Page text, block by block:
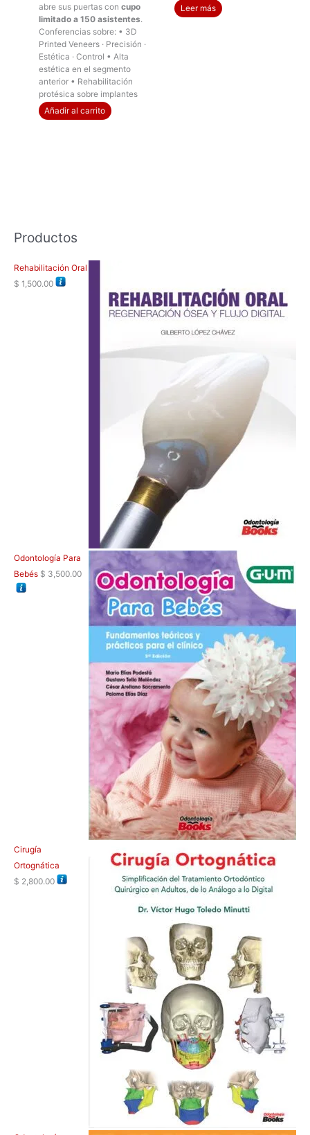
abre sus puertas con cupo
limitado a 150 asistentes.
Conferencias sobre: • 3D
Printed Veneers · Precisión ·
Estética · Control • Alta
estética en el segmento
anterior • Rehabilitación
protésica sobre implantes
Añadir al carrito
Leer más
Productos
Rehabilitación Oral
$ 1,500.00
Odontología Para
Bebés $ 3,500.00
Cirugía
Ortognática
$ 2,800.00